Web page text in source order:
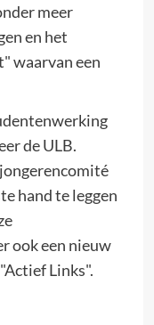
meer
en het
waarvan een
de ULB.
hand te leggen
ook een nieuw
Links".